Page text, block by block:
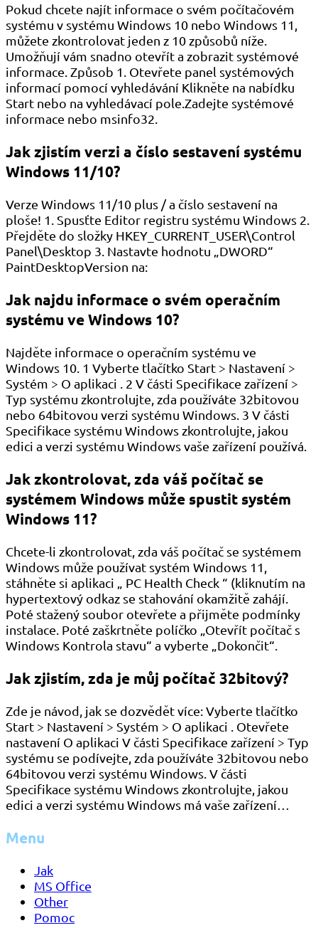
Pokud chcete najít informace o svém počítačovém
systému v systému Windows 10 nebo Windows 11,
můžete zkontrolovat jeden z 10 způsobů níže.
Umožňují vám snadno otevřít a zobrazit systémové
informace. Způsob 1. Otevřete panel systémových
informací pomocí vyhledávání Klikněte na nabídku
Start nebo na vyhledávací pole.Zadejte systémové
informace nebo msinfo32.
Jak zjistím verzi a číslo sestavení systému
Windows 11/10?
Verze Windows 11/10 plus / a číslo sestavení na
ploše! 1. Spusťte Editor registru systému Windows 2.
Přejděte do složky HKEY_CURRENT_USER\Control
Panel\Desktop 3. Nastavte hodnotu „DWORD“
PaintDesktopVersion na:
Jak najdu informace o svém operačním
systému ve Windows 10?
Najděte informace o operačním systému ve
Windows 10. 1 Vyberte tlačítko Start > Nastavení >
Systém > O aplikaci . 2 V části Specifikace zařízení >
Typ systému zkontrolujte, zda používáte 32bitovou
nebo 64bitovou verzi systému Windows. 3 V části
Specifikace systému Windows zkontrolujte, jakou
edici a verzi systému Windows vaše zařízení používá.
Jak zkontrolovat, zda váš počítač se
systémem Windows může spustit systém
Windows 11?
Chcete-li zkontrolovat, zda váš počítač se systémem
Windows může používat systém Windows 11,
stáhněte si aplikaci „ PC Health Check “ (kliknutím na
hypertextový odkaz se stahování okamžitě zahájí.
Poté stažený soubor otevřete a přijměte podmínky
instalace. Poté zaškrtněte políčko „Otevřít počítač s
Windows Kontrola stavu“ a vyberte „Dokončit“.
Jak zjistím, zda je můj počítač 32bitový?
Zde je návod, jak se dozvědět více: Vyberte tlačítko
Start > Nastavení > Systém > O aplikaci . Otevřete
nastavení O aplikaci V části Specifikace zařízení > Typ
systému se podívejte, zda používáte 32bitovou nebo
64bitovou verzi systému Windows. V části
Specifikace systému Windows zkontrolujte, jakou
edici a verzi systému Windows má vaše zařízení…
Menu
Jak
MS Office
Other
Pomoc